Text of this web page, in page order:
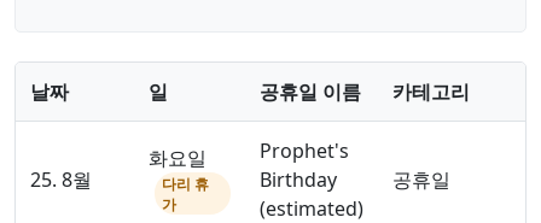
날짜 일 공휴일 이름 카테고리
25. 8월
화요일
다리 휴
가
Prophet's
Birthday
(estimated)
공휴일